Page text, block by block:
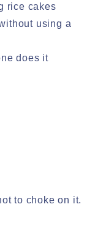
rice cakes
using a
does it
to choke on it.